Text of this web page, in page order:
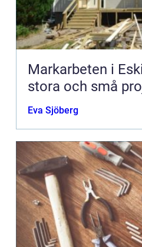
Markarbeten i
stora och små
Eva Sjöberg